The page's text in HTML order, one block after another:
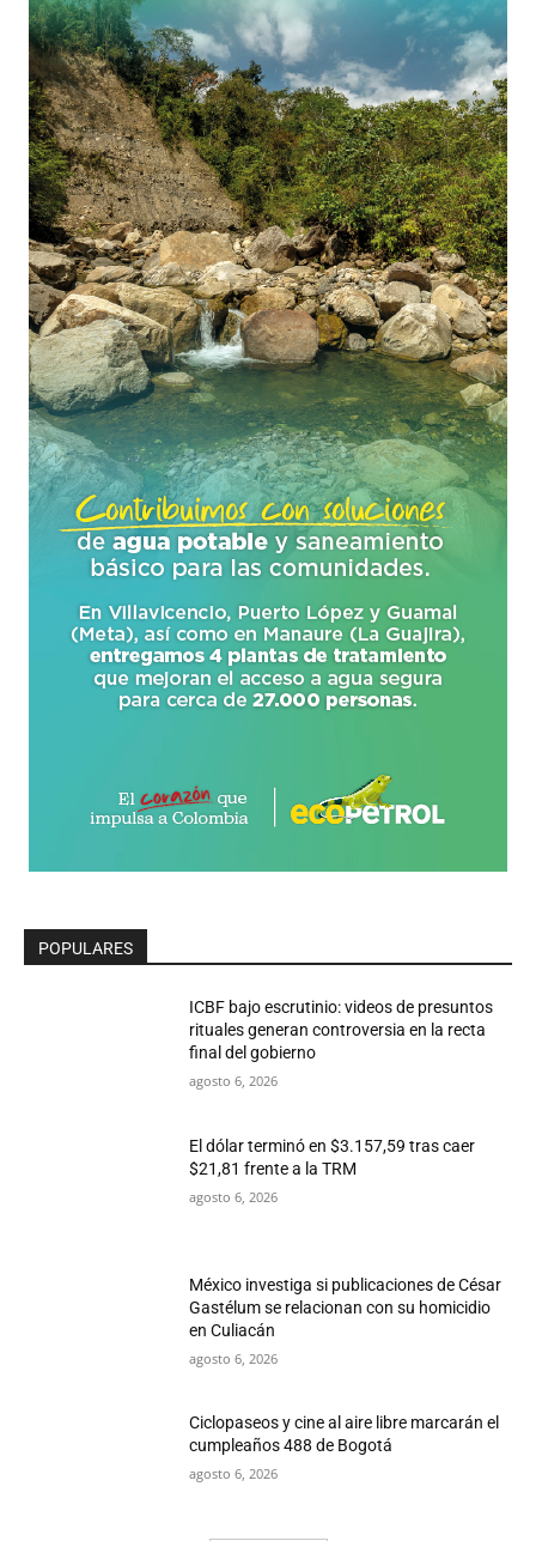
POPULARES
ICBF bajo escrutinio: videos de presuntos
rituales generan controversia en la recta
final del gobierno
agosto 6, 2026
El dólar terminó en $3.157,59 tras caer
$21,81 frente a la TRM
agosto 6, 2026
México investiga si publicaciones de César
Gastélum se relacionan con su homicidio
en Culiacán
agosto 6, 2026
Ciclopaseos y cine al aire libre marcarán el
cumpleaños 488 de Bogotá
agosto 6, 2026